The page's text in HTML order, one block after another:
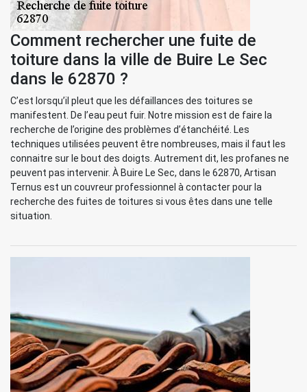
Comment rechercher une fuite de
toiture dans la ville de Buire Le Sec
dans le 62870 ?
C’est lorsqu’il pleut que les défaillances des toitures se
manifestent. De l’eau peut fuir. Notre mission est de faire la
recherche de l’origine des problèmes d’étanchéité. Les
techniques utilisées peuvent être nombreuses, mais il faut les
connaitre sur le bout des doigts. Autrement dit, les profanes ne
peuvent pas intervenir. À Buire Le Sec, dans le 62870, Artisan
Ternus est un couvreur professionnel à contacter pour la
recherche des fuites de toitures si vous êtes dans une telle
situation.